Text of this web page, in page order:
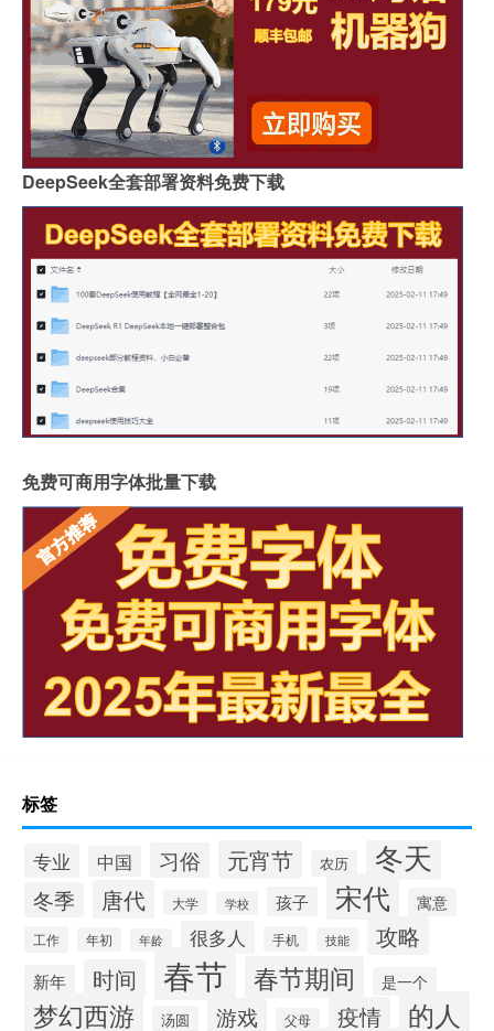
DeepSeek全套部署资料免费下载
免费可商用字体批量下载
标签
专业 中国 习俗 元宵节 农历 冬天
冬季 唐代 大学 学校 孩子 宋代 寓意
工作 年初 年龄 很多人 手机 技能 攻略
新年 时间 春节 春节期间 是一个
梦幻西游 汤圆 游戏 父母 疫情 的人